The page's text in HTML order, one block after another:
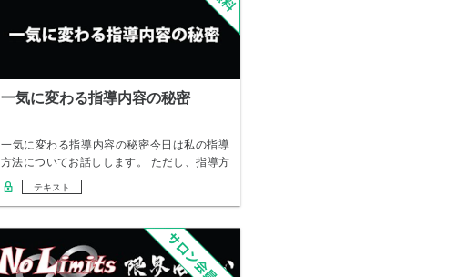
一気に変わる指導内容の秘密
一気に変わる指導内容の秘密今日は私の指導
方法についてお話しします。 ただし、指導方
法は人に…
テキスト